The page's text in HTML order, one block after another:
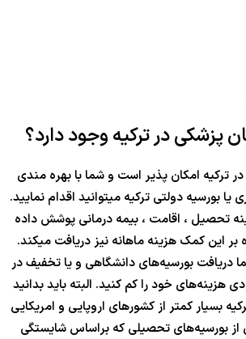
پزشکی در ترکیه وجود دارد؟
ترکیه امکان پذیر است و شما با بهره مندی
یا بورسیه دولتی ترکیه میتوانید اقدام نمایید.
تحصیل ، اقامت ، بیمه درمانی پوشش داده
این کمک هزینه ماهانه نیز دریافت میکند.
دریافت بورسیه‌های دانشگاهی و یا تخفیف در
هزینه‌های خود را کم کنید. البته باید بدانید
بسیار کمتر از کشورهای اروپایی و امریکایی
از بورسیه‌های تحصیلی که براساس شایستگی